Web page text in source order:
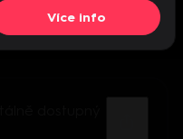
Více info